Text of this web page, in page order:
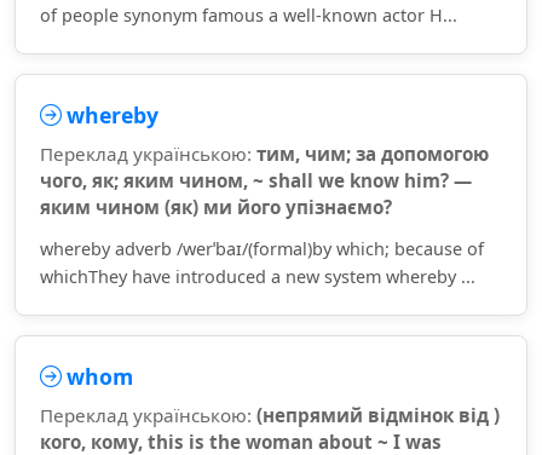
of people synonym famous a well-known actor H...
whereby
Переклад українською: тим, чим; за допомогою
чого, як; яким чином, ~ shall we know him? —
яким чином (як) ми його упізнаємо?
whereby adverb /werˈbaɪ/(formal)by which; because of
whichThey have introduced a new system whereby ...
whom
Переклад українською: (непрямий відмінок від )
кого, кому, this is the woman about ~ I was